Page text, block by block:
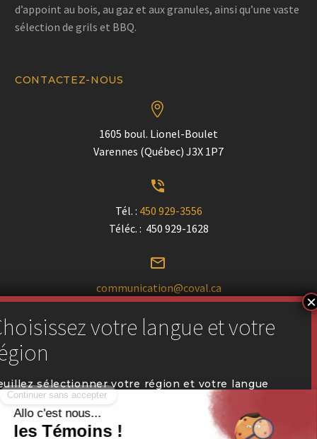
d’appoint au bois, au gaz et aux granules, ainsi qu’une vaste
sélection de grils et BBQ.
CONTACTEZ-NOUS


1605 boul. Lionel-Boulet
Varennes (Québec) J3X 1P7


Tél. : 450 929-3556
Téléc. : 450 929-1628


communication@coval.ca
Portail des détaillants
sélectionner votre région et votre langue
pour naviguer sur notre site web.